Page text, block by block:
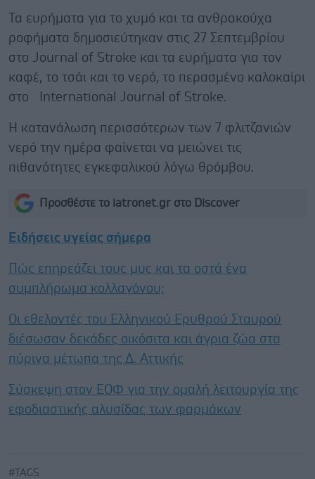
Τα ευρήματα για το χυμό και τα ανθρακούχα
ροφήματα δημοσιεύτηκαν στις 27 Σεπτεμβρίου
στο Journal of Stroke και τα ευρήματα για τον
καφέ, το τσάι και το νερό, το περασμένο καλοκαίρι
στο International Journal of Stroke.
Η κατανάλωση περισσότερων των 7 φλιτζανιών
νερό την ημέρα φαίνεται να μειώνει τις
πιθανότητες εγκεφαλικού λόγω θρόμβου.
Προσθέστε το iatronet.gr στο Discover
Ειδήσεις υγείας σήμερα
Πώς επηρεάζει τους μυς και τα οστά ένα
συμπλήρωμα κολλαγόνου;
Οι εθελοντές του Ελληνικού Ερυθρού Σταυρού
διέσωσαν δεκάδες οικόσιτα και άγρια ζώα στα
πύρινα μέτωπα της Δ. Αττικής
Σύσκεψη στον ΕΟΦ για την ομαλή λειτουργία της
εφοδιαστικής αλυσίδας των φαρμάκων
#TAGS